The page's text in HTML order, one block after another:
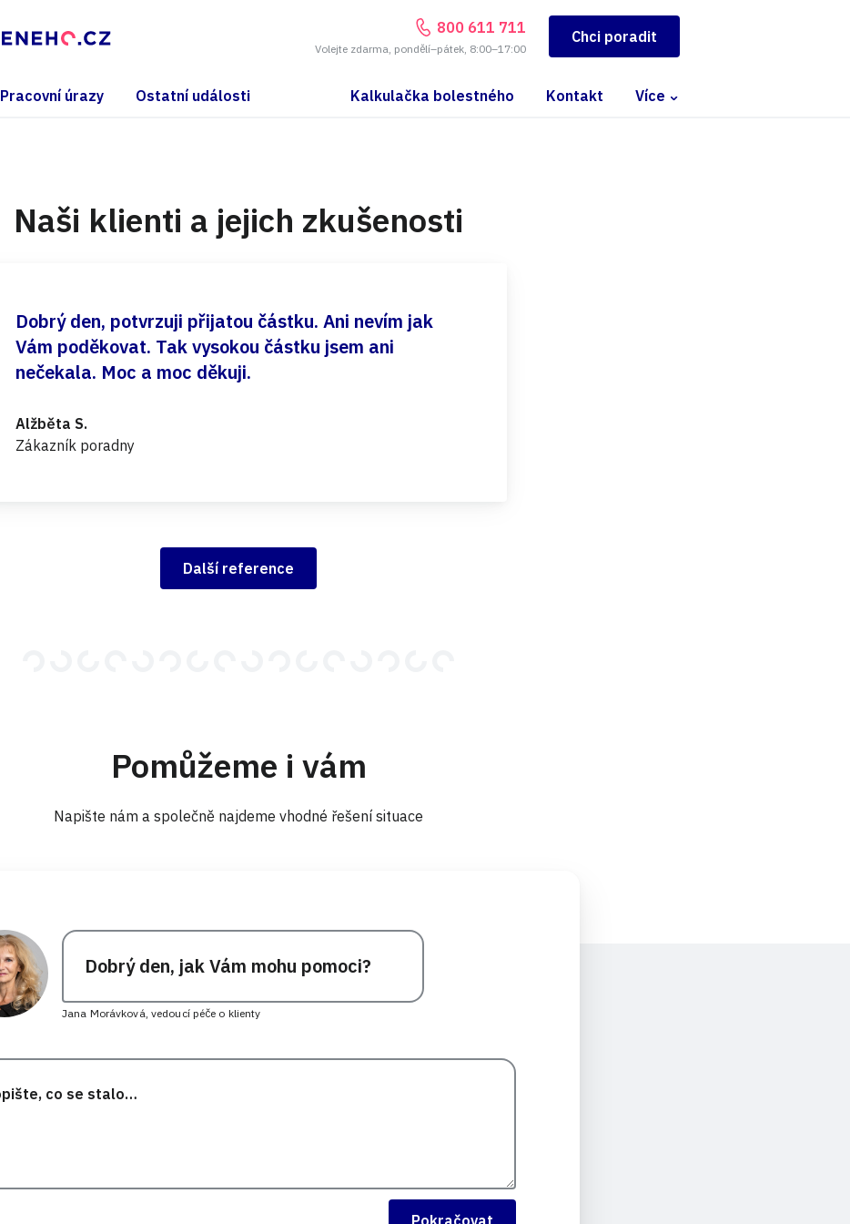
800 611 711
Volejte zdarma, pondělí–pátek, 8:00–17:00
Chci poradit
Pracovní úrazy Ostatní události Kalkulačka bolestného Kontakt Více
Naši klienti a jejich zkušenosti
Dobrý den, potvrzuji přijatou částku. Ani nevím jak
Vám poděkovat. Tak vysokou částku jsem ani
nečekala. Moc a moc děkuji.
Alžběta S.
Zákazník poradny
Další reference
Pomůžeme i vám
Napište nám a společně najdeme vhodné řešení situace
Dobrý den, jak Vám mohu pomoci?
Jana Morávková, vedoucí péče o klienty
Pokračovat